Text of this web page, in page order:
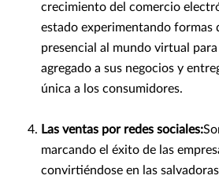
crecimiento del comercio
estado experimentando formas
presencial al mundo virtual
agregado a sus negocios y
única a los consumidores.
Las ventas por redes sociales:
marcando el éxito de las
convirtiéndose en las